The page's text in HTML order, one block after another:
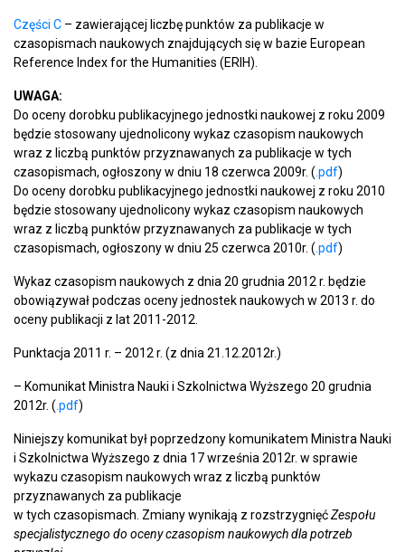
Części C – zawierającej liczbę punktów za publikacje w
czasopismach naukowych znajdujących się w bazie European
Reference Index for the Humanities (ERIH).
UWAGA:
Do oceny dorobku publikacyjnego jednostki naukowej z roku 2009
będzie stosowany ujednolicony wykaz czasopism naukowych
wraz z liczbą punktów przyznawanych za publikacje w tych
czasopismach, ogłoszony w dniu 18 czerwca 2009r. ( .pdf)
Do oceny dorobku publikacyjnego jednostki naukowej z roku 2010
będzie stosowany ujednolicony wykaz czasopism naukowych
wraz z liczbą punktów przyznawanych za publikacje w tych
czasopismach, ogłoszony w dniu 25 czerwca 2010r. ( .pdf)
Wykaz czasopism naukowych z dnia 20 grudnia 2012 r. będzie
obowiązywał podczas oceny jednostek naukowych w 2013 r. do
oceny publikacji z lat 2011-2012.
Punktacja 2011 r. – 2012 r. (z dnia 21.12.2012r.)
– Komunikat Ministra Nauki i Szkolnictwa Wyższego 20 grudnia
2012r. ( .pdf)
Niniejszy komunikat był poprzedzony komunikatem Ministra Nauki
i Szkolnictwa Wyższego z dnia 17 września 2012r. w sprawie
wykazu czasopism naukowych wraz z liczbą punktów
przyznawanych za publikacje
w tych czasopismach. Zmiany wynikają z rozstrzygnięćZespołu
specjalistycznego do oceny czasopism naukowych dla potrzeb